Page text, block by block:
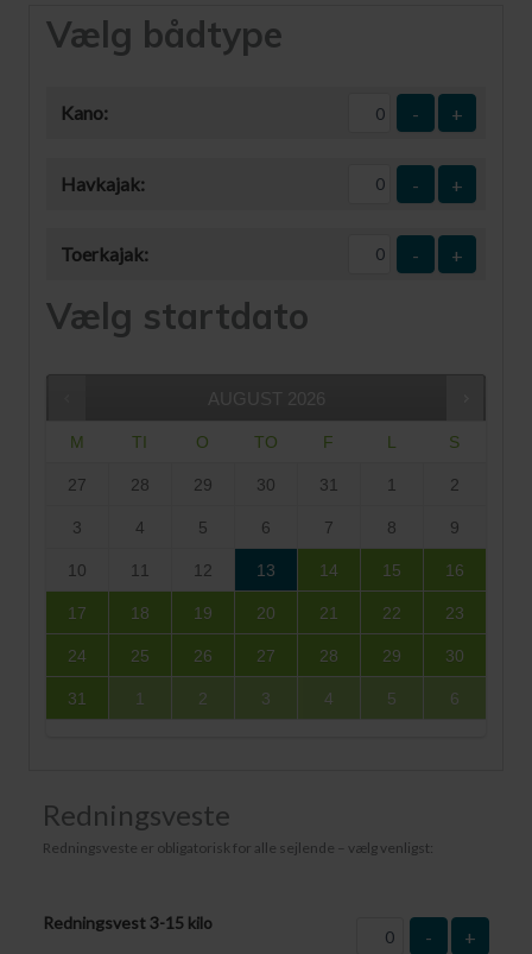
Vælg bådtype
Kano: - +
Havkajak: - +
Toerkajak: - +
Vælg startdato
AUGUST 2026
M TI O TO F L S
27 28 29 30 31 1 2
3 4 5 6 7 8 9
10 11 12 13 14 15 16
17 18 19 20 21 22 23
24 25 26 27 28 29 30
31 1 2 3 4 5 6
Redningsveste
Redningsveste er obligatorisk for alle sejlende – vælg venligst:
Redningsvest 3-15 kilo
- +